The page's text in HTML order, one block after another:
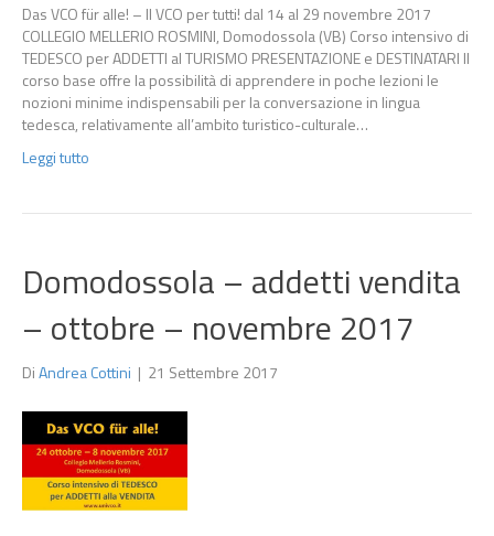
Das VCO für alle! – Il VCO per tutti! dal 14 al 29 novembre 2017
COLLEGIO MELLERIO ROSMINI, Domodossola (VB) Corso intensivo di
TEDESCO per ADDETTI al TURISMO PRESENTAZIONE e DESTINATARI Il
corso base offre la possibilità di apprendere in poche lezioni le
nozioni minime indispensabili per la conversazione in lingua
tedesca, relativamente all’ambito turistico-culturale…
Leggi tutto
Domodossola – addetti vendita
– ottobre – novembre 2017
DiAndrea Cottini | 21 Settembre 2017